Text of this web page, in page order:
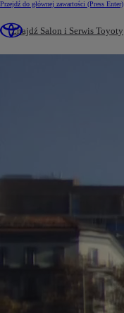
Przejdź do głównej zawartości (Press Enter)
Znajdź Salon i Serwis Toyoty